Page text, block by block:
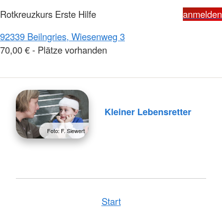
Rotkreuzkurs Erste Hilfe
anmelden
92339 Beilngries, Wiesenweg 3
70,00 € - Plätze vorhanden
Foto: F. Siewert
Kleiner Lebensretter
Start